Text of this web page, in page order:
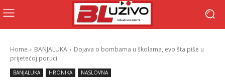
Home BANJALUKA
Dojava o bombama u školama, evo šta piše u
prijetećoj poruci
BANJALUKA HRONIKA NASLOVNA